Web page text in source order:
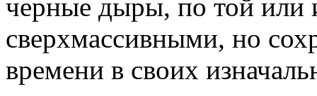
черные дыры, по той или
сверхмассивными, но
времени в своих